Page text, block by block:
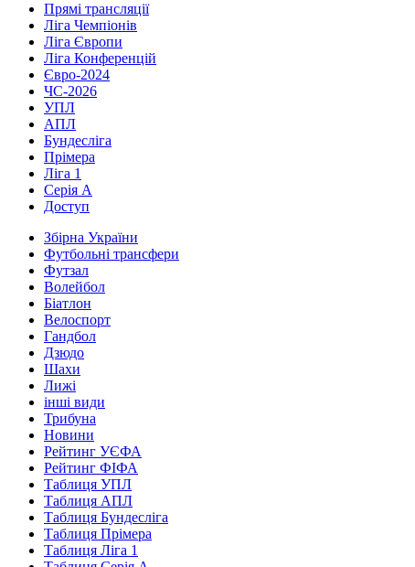
Прямі трансляції
Ліга Чемпіонів
Ліга Європи
Ліга Конференцій
Євро-2024
ЧС-2026
УПЛ
АПЛ
Бундесліга
Прімера
Ліга 1
Серія А
Доступ
Збірна України
Футбольні трансфери
Футзал
Волейбол
Біатлон
Велоспорт
Гандбол
Дзюдо
Шахи
Лижі
інші види
Трибуна
Новини
Рейтинг УЄФА
Рейтинг ФІФА
Таблиця УПЛ
Таблиця АПЛ
Таблиця Бундесліга
Таблиця Прімера
Таблиця Ліга 1